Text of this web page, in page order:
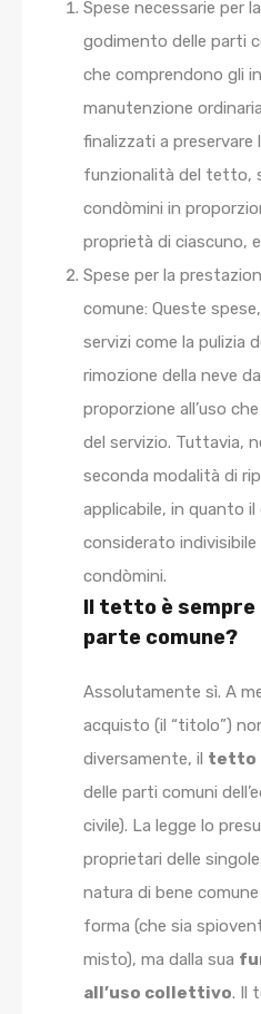
Spese necessarie per
godimento delle parti
che comprendono gli
manutenzione
finalizzati a preservare
funzionalità del tetto,
condòmini in
proprietà di ciascuno,
Spese per la
comune: Queste
servizi come la pulizia
rimozione della neve
proporzione all’uso
del servizio. Tuttavia,
seconda modalità di
applicabile, in quanto
considerato
condòmini.
Il tetto è sempre
parte comune?
Assolutamente sì. A
acquisto (il “titolo”)
diversamente, il tetto
delle parti comuni
civile). La legge lo
proprietari delle
natura di bene
forma (che sia
misto), ma dalla sua
all’uso collettivo. Il